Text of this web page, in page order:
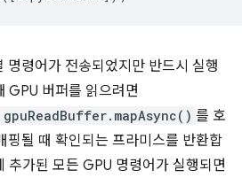
명령어가 전송되었지만 반드시 실행
GPU 버퍼를 읽으려면
gpuReadBuffer.mapAsync() 를 호
핑될 때 확인되는 프라미스를 반환합
추가된 모든 GPU 명령어가 실행되면